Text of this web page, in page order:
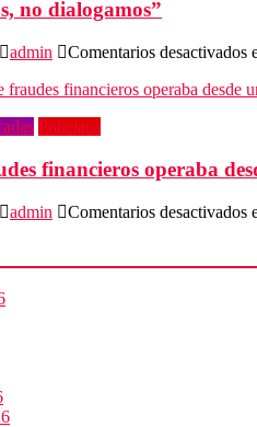
no dialogamos”
admin Comentarios desactivados
Policiaca
financieros operaba
admin Comentarios desactivados